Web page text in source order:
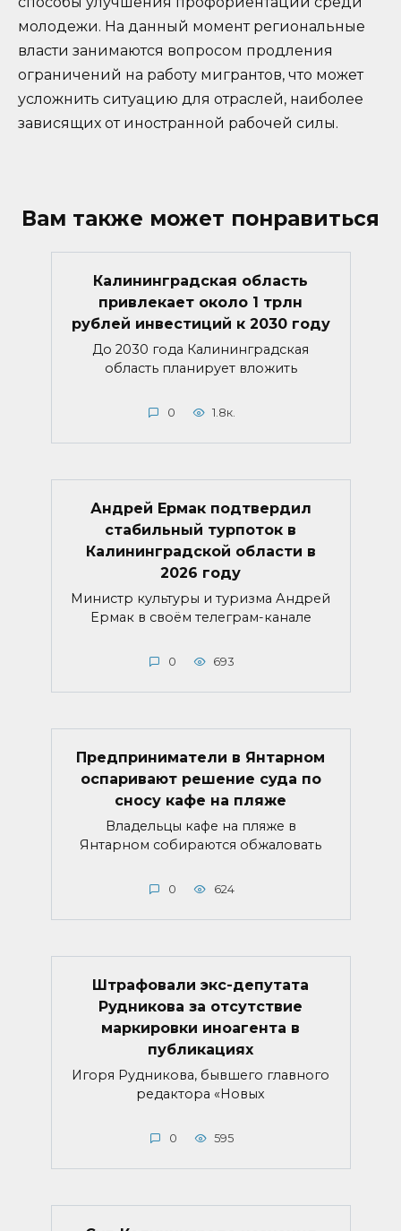
молодежи. На данный момент региональные
власти занимаются вопросом продления
ограничений на работу мигрантов, что может
усложнить ситуацию для отраслей, наиболее
зависящих от иностранной рабочей силы.
Вам также может понравиться
Калининградская область
привлекает около 1 трлн
рублей инвестиций к 2030 году
До 2030 года Калининградская
область планирует вложить
0 1.8к.
Андрей Ермак подтвердил
стабильный турпоток в
Калининградской области в
2026 году
Министр культуры и туризма Андрей
Ермак в своём телеграм-канале
0 693
Предприниматели в Янтарном
оспаривают решение суда по
сносу кафе на пляже
Владельцы кафе на пляже в
Янтарном собираются обжаловать
0 624
Штрафовали экс-депутата
Рудникова за отсутствие
маркировки иноагента в
публикациях
Игоря Рудникова, бывшего главного
редактора «Новых
0 595